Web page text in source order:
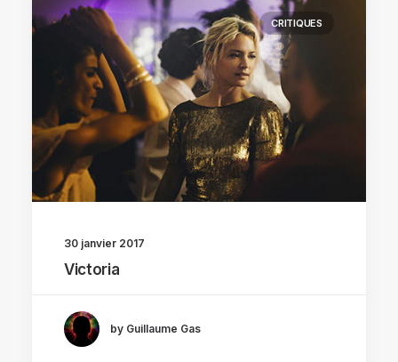
CRITIQUES
30 janvier 2017
Victoria
by Guillaume Gas